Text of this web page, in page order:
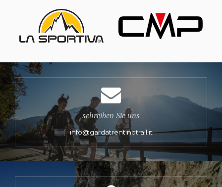
schreiben Sie uns
info@gardatrentinotrail.it